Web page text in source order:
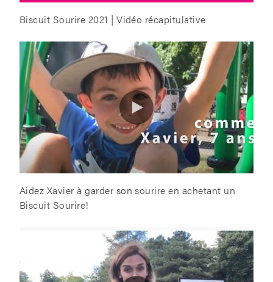
Biscuit Sourire 2021 | Vidéo récapitulative
Aidez Xavier à garder son sourire en achetant un
Biscuit Sourire!